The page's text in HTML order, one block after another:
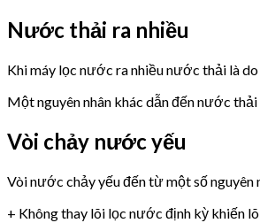
Nước thải ra nhiều
Khi máy lọc nước ra nhiều nước thải là
Một nguyên nhân khác dẫn đến nước
Vòi chảy nước yếu
Vòi nước chảy yếu đến từ một số nguyên
+ Không thay lõi lọc nước định kỳ khiến